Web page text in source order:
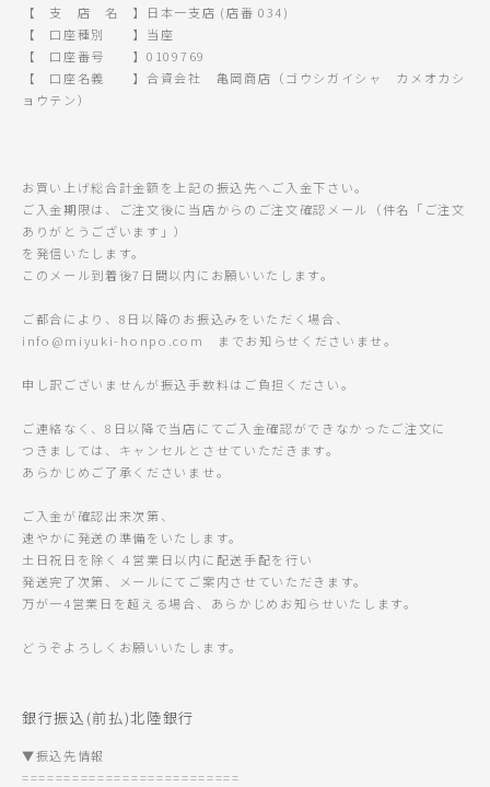
【 支 店 名 】日本一支店 (店番 034)
【 口座種別 】当座
【 口座番号 】0109769
【 口座名義 】合資会社 亀岡商店（ゴウシガイシャ カメオカシ
ョウテン）
お買い上げ総合計金額を上記の振込先へご入金下さい。
ご入金期限は、ご注文後に当店からのご注文確認メール（件名「ご注文
ありがとうございます」）
を発信いたします。
このメール到着後7日間以内にお願いいたします。
ご都合により、8日以降のお振込みをいただく場合、
info@miyuki-honpo.com までお知らせくださいませ。
申し訳ございませんが振込手数料はご負担ください。
ご連絡なく、8日以降で当店にてご入金確認ができなかったご注文に
つきましては、キャンセルとさせていただきます。
あらかじめご了承くださいませ。
ご入金が確認出来次第、
速やかに発送の準備をいたします。
土日祝日を除く４営業日以内に配送手配を行い
発送完了次第、メールにてご案内させていただきます。
万が一4営業日を超える場合、あらかじめお知らせいたします。
どうぞよろしくお願いいたします。
銀行振込(前払)北陸銀行
▼振込先情報
==========================